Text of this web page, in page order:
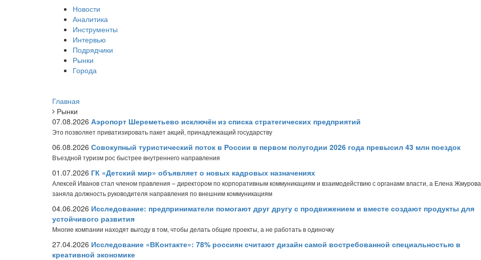
Новости
Аналитика
Инструменты
Интервью
Подрядчики
Рынки
Города
Главная
Рынки
07.08.2026 Аэропорт Шереметьево исключён из списка стратегических предприятий
Это позволяет приватизировать пакет акций, принадлежащий государству
06.08.2026 Совокупный туристический поток в России в первом полугодии 2026 года превысил 43 млн поездок
Въездной туризм рос быстрее внутреннего направления
01.07.2026 ГК «Детский мир» объявляет о новых кадровых назначениях
Алексей Иванов стал членом правления – директором по корпоративным коммуникациям и взаимодействию с органами власти, а Елена Жмурова
заняла должность руководителя направления по внешним коммуникациям
04.06.2026 Исследование: предприниматели помогают друг другу с продвижением и вместе создают продукты для
устойчивого развития
Многие компании находят выгоду в том, чтобы делать общие проекты, а не работать в одиночку
27.04.2026 Исследование «ВКонтакте»: 78% россиян считают дизайн самой востребованной специальностью в
креативной экономике